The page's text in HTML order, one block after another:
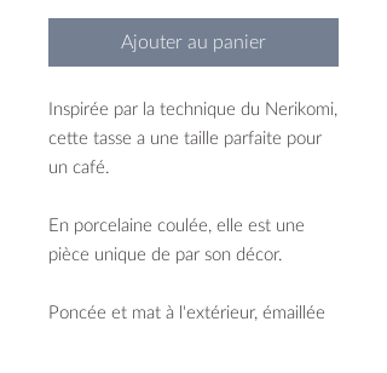
Ajouter au panier
Inspirée par la technique du Nerikomi,
cette tasse a une taille parfaite pour
un café.
En porcelaine coulée, elle est une
pièce unique de par son décor.
Poncée et mat à l'extérieur, émaillée